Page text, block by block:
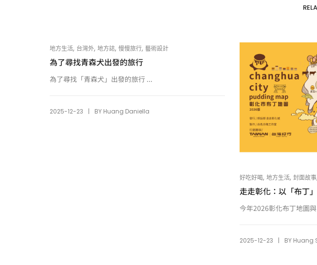
地方生活, 台灣外, 地方誌, 慢慢旅行, 藝術設計
為了尋找青森犬出發的旅行
為了尋找「青森犬」出發的旅行 ...
2025-12-23 | BY Huang Daniella
好吃好喝, 地方生活, 封面故事
走走彰化：以「布丁
今年2026彰化布丁地圖
2025-12-23 | BY Huang